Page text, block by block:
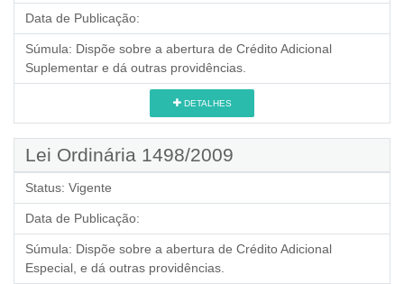
Data de Publicação:
Súmula: Dispõe sobre a abertura de Crédito Adicional
Suplementar e dá outras providências.
DETALHES
Lei Ordinária 1498/2009
Status: Vigente
Data de Publicação:
Súmula: Dispõe sobre a abertura de Crédito Adicional
Especial, e dá outras providências.